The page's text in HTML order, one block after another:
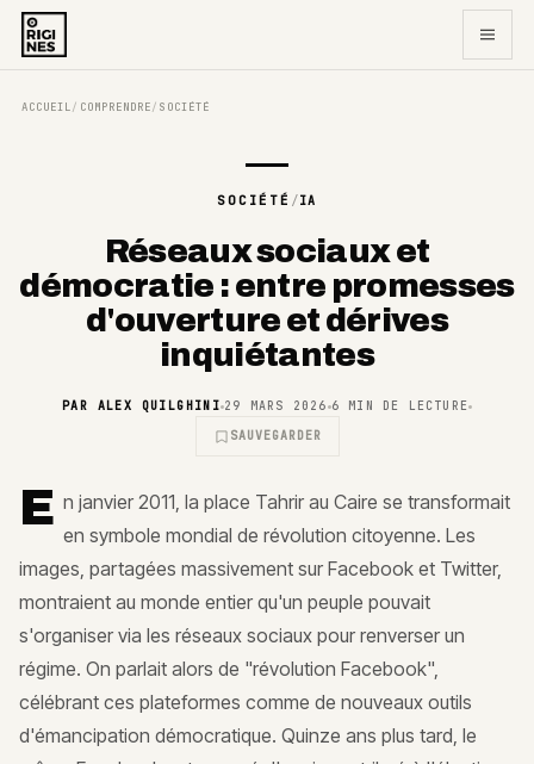
ACCUEIL / COMPRENDRE / SOCIÉTÉ
SOCIÉTÉ /IA
Réseaux sociaux et
démocratie : entre promesses
d'ouverture et dérives
inquiétantes
PAR ALEX QUILGHINI 29 MARS 2026 6 MIN DE LECTURE
SAUVEGARDER
E n janvier 2011, la place Tahrir au Caire se transformait
en symbole mondial de révolution citoyenne. Les
images, partagées massivement sur Facebook et Twitter,
montraient au monde entier qu'un peuple pouvait
s'organiser via les réseaux sociaux pour renverser un
régime. On parlait alors de "révolution Facebook",
célébrant ces plateformes comme de nouveaux outils
d'émancipation démocratique. Quinze ans plus tard, le